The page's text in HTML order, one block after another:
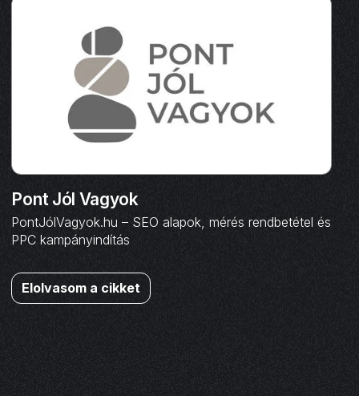
Pont Jól Vagyok
PontJólVagyok.hu – SEO alapok, mérés rendbetétel és
PPC kampányindítás
Elolvasom a cikket